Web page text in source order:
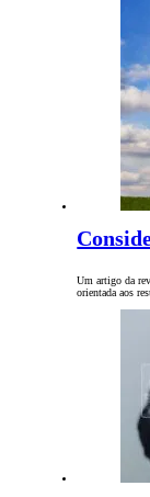
Um artigo da
orientada aos